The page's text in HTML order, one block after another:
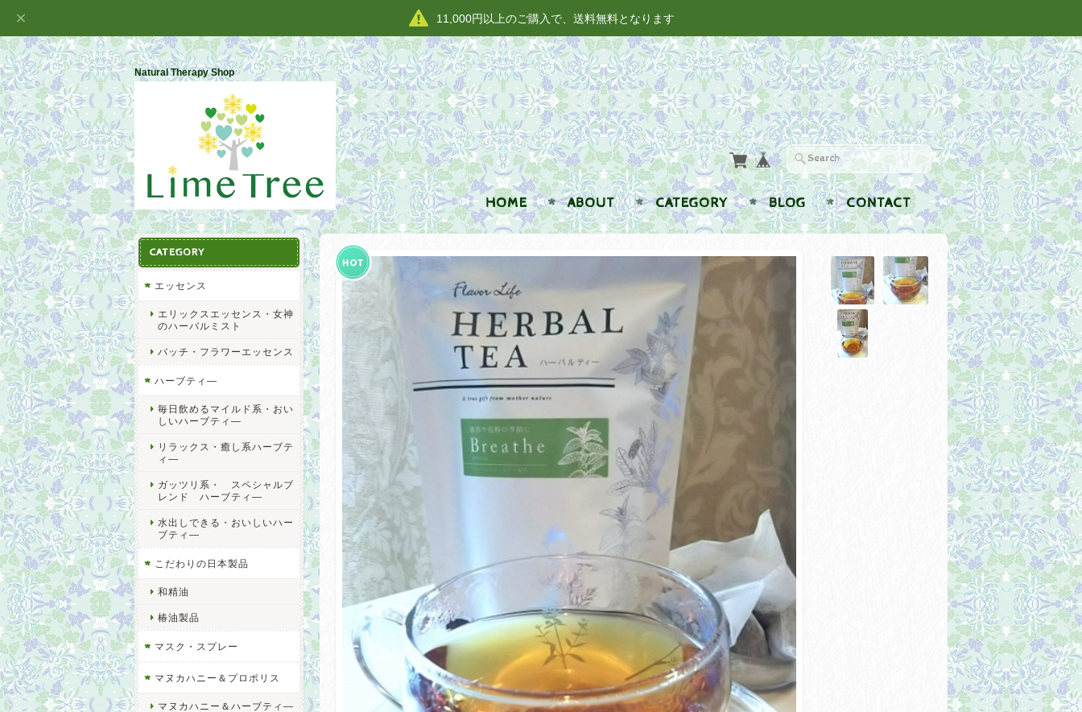
11,000円以上のご購入で、送料無料となります
Natural Therapy Shop
HOME ABOUT CATEGORY BLOG CONTACT
CATEGORY
エッセンス
エリックスエッセンス・女神
のハーバルミスト
バッチ・フラワーエッセンス
ハーブティ―
毎日飲めるマイルド系・おい
しいハーブティ―
リラックス・癒し系ハーブテ
ィ―
ガッツリ系・ スペシャルブ
レンド ハーブティ―
水出しできる・おいしいハー
ブティ―
こだわりの日本製品
和精油
椿油製品
マスク・スプレー
マヌカハニー＆プロポリス
マヌカハニー＆ハーブティ―